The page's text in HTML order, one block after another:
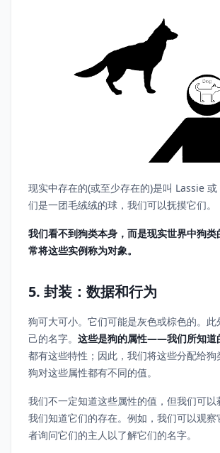
现实中存在的(或至少存在的)是叫 Lassie
们是一团毛绒绒的球，我们可以抚摸它们。
我们看不到狗类本身，而是现实世界中狗
常将这些实例称为对象。
5. 封装：数据和行为
狗可大可小。它们可能是灰色或棕色的。此
己的名字。 这些是狗的属性——我们所知道
都有这些特性；因此，我们将这些分配给狗
狗对这些属性都有不同的值。
我们不一定知道这些属性的值，但我们可以
我们知道它们的存在。例如，我们可以观
者询问它们的主人以了解它们的名字。